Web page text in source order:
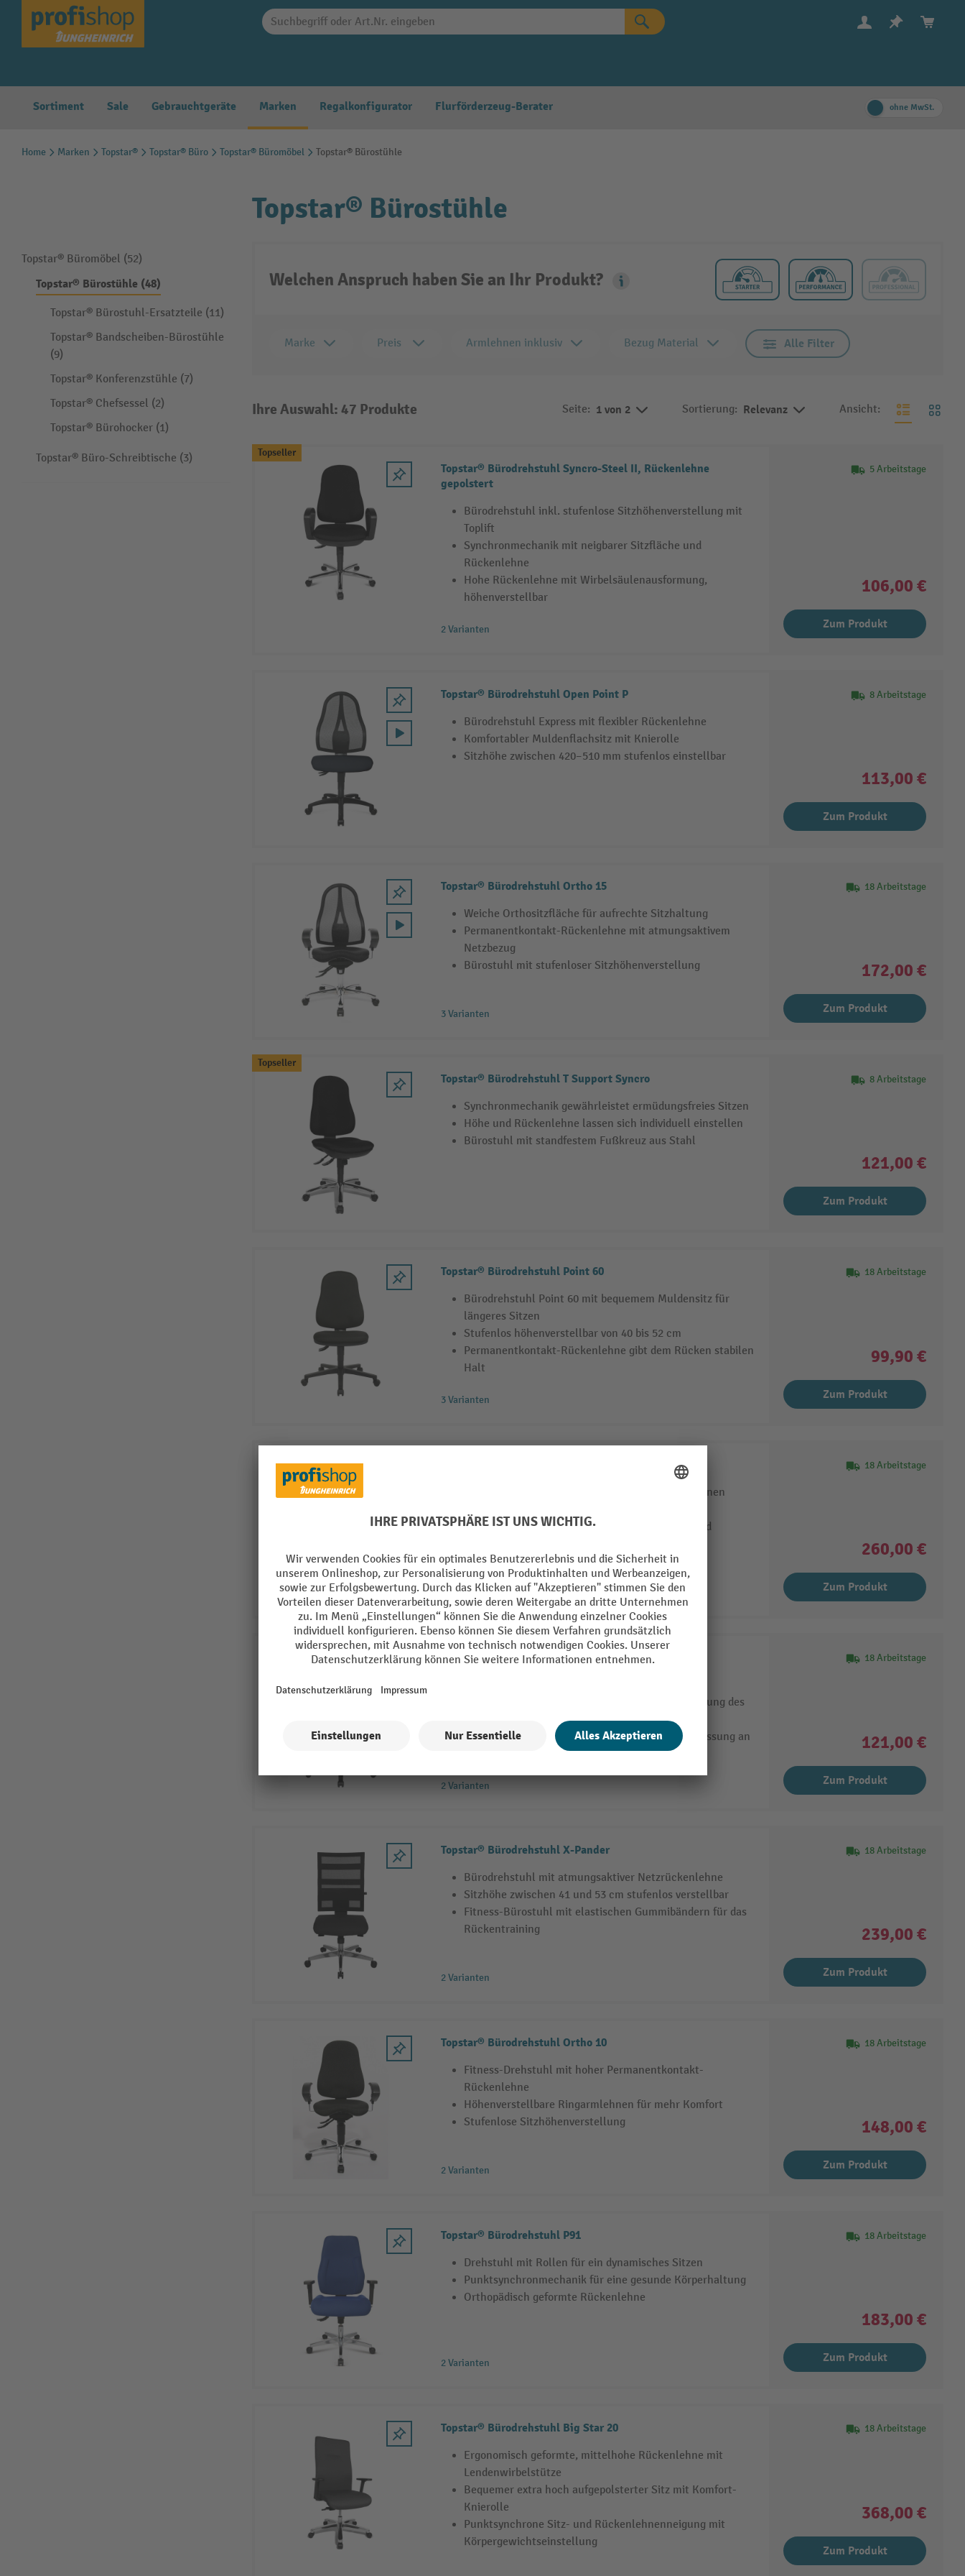
Zur Hauptnavigation springen
Sortiment Sale Gebrauchtgeräte Marken Regalkonfigurator Flurförderzeug-Berater ohne MwSt.
Home Marken Topstar® Topstar® Büro Topstar® Büromöbel Topstar® Bürostühle
Topstar® Büromöbel (52)
Topstar® Bürostühle (48)
Topstar® Bürostuhl-Ersatzteile (11)
Topstar® Bandscheiben-Bürostühle
(9)
Topstar® Konferenzstühle (7)
Topstar® Chefsessel (2)
Topstar® Bürohocker (1)
Topstar® Büro-Schreibtische (3)
Topstar® Bürostühle
Welchen Anspruch haben Sie an Ihr Produkt?
Marke Preis Armlehnen inklusiv Bezug Material Alle Filter
Ihre Auswahl: 47 Produkte Seite: 1 von 2 Sortierung: Relevanz Ansicht:
Topseller
Topstar® Bürodrehstuhl Syncro-Steel II, Rückenlehne
gepolstert
Bürodrehstuhl inkl. stufenlose Sitzhöhenverstellung mit
Toplift
Synchronmechanik mit neigbarer Sitzfläche und
Rückenlehne
Hohe Rückenlehne mit Wirbelsäulenausformung,
höhenverstellbar
2 Varianten
5 Arbeitstage
106,00 €
Zum Produkt
Topstar® Bürodrehstuhl Open Point P
Bürodrehstuhl Express mit flexibler Rückenlehne
Komfortabler Muldenflachsitz mit Knierolle
Sitzhöhe zwischen 420–510 mm stufenlos einstellbar
8 Arbeitstage
113,00 €
Zum Produkt
Topstar® Bürodrehstuhl Ortho 15
Weiche Orthositzfläche für aufrechte Sitzhaltung
Permanentkontakt-Rückenlehne mit atmungsaktivem
Netzbezug
Bürostuhl mit stufenloser Sitzhöhenverstellung
3 Varianten
18 Arbeitstage
172,00 €
Zum Produkt
Topseller
Topstar® Bürodrehstuhl T Support Syncro
Synchronmechanik gewährleistet ermüdungsfreies Sitzen
Höhe und Rückenlehne lassen sich individuell einstellen
Bürostuhl mit standfestem Fußkreuz aus Stahl
8 Arbeitstage
121,00 €
Zum Produkt
Topstar® Bürodrehstuhl Point 60
Bürodrehstuhl Point 60 mit bequemem Muldensitz für
längeres Sitzen
Stufenlos höhenverstellbar von 40 bis 52 cm
Permanentkontakt-Rückenlehne gibt dem Rücken stabilen
Halt
3 Varianten
18 Arbeitstage
99,90 €
Zum Produkt
Hochwertiger Lederdrehsessel mit festen Armlehnen
Fußkreuz aus verchromtem Stahl für festen Stand
18 Arbeitstage
260,00 €
Zum Produkt
Topstar® Bürodrehstuhl Open Point Syncro
Ergonomischer Bandscheibensitz für eine Entlastung des
Punktsynchron-Mechanik für automatische Anpassung an
2 Varianten
18 Arbeitstage
121,00 €
Zum Produkt
Topstar® Bürodrehstuhl X-Pander
Bürodrehstuhl mit atmungsaktiver Netzrückenlehne
Sitzhöhe zwischen 41 und 53 cm stufenlos verstellbar
Fitness-Bürostuhl mit elastischen Gummibändern für das
Rückentraining
2 Varianten
18 Arbeitstage
239,00 €
Zum Produkt
Topstar® Bürodrehstuhl Ortho 10
Fitness-Drehstuhl mit hoher Permanentkontakt-
Rückenlehne
Höhenverstellbare Ringarmlehnen für mehr Komfort
Stufenlose Sitzhöhenverstellung
2 Varianten
18 Arbeitstage
148,00 €
Zum Produkt
Topstar® Bürodrehstuhl P91
Drehstuhl mit Rollen für ein dynamisches Sitzen
Punktsynchronmechanik für eine gesunde Körperhaltung
Orthopädisch geformte Rückenlehne
2 Varianten
18 Arbeitstage
183,00 €
Zum Produkt
Topstar® Bürodrehstuhl Big Star 20
Ergonomisch geformte, mittelhohe Rückenlehne mit
Lendenwirbelstütze
Bequemer extra hoch aufgepolsterter Sitz mit Komfort-
Knierolle
Punktsynchrone Sitz- und Rückenlehnenneigung mit
Körpergewichtseinstellung
18 Arbeitstage
368,00 €
Zum Produkt